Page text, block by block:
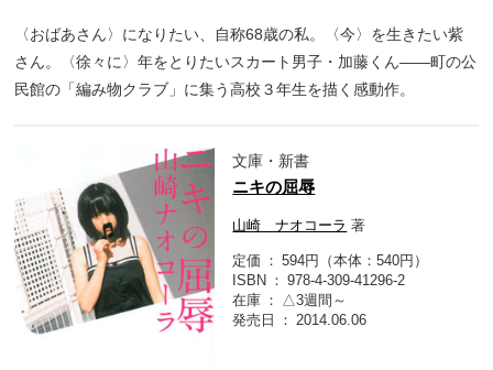
〈おばあさん〉になりたい、自称68歳の私。〈今〉を生きたい紫
さん。〈徐々に〉年をとりたいスカート男子・加藤くん――町の公
民館の「編み物クラブ」に集う高校３年生を描く感動作。
文庫・新書
ニキの屈辱
山崎 ナオコーラ 著
定価
594円（本体：540円）
ISBN
978-4-309-41296-2
在庫
△3週間～
発売日
2014.06.06